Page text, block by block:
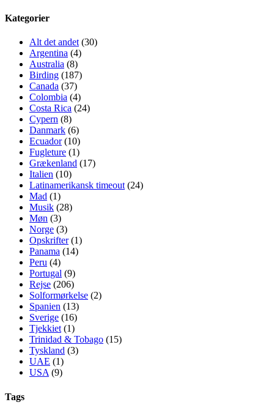
Kategorier
Alt det andet (30)
Argentina (4)
Australia (8)
Birding (187)
Canada (37)
Colombia (4)
Costa Rica (24)
Cypern (8)
Danmark (6)
Ecuador(10)
Fugleture (1)
Grækenland (17)
Italien (10)
Latinamerikansk timeout (24)
Mad (1)
Musik (28)
Møn (3)
Norge (3)
Opskrifter(1)
Panama (14)
Peru (4)
Portugal (9)
Rejse (206)
Solformørkelse (2)
Spanien (13)
Sverige (16)
Tjekkiet (1)
Trinidad & Tobago (15)
Tyskland (3)
UAE (1)
USA (9)
Tags